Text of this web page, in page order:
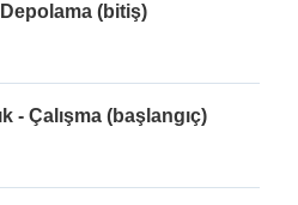
(bitiş)
- Çalışma (başlangıç)